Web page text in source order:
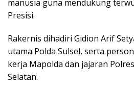
manusia guna mendukung
Presisi.
Rakernis dihadiri Gidion Arif
utama Polda Sulsel, serta
kerja Mapolda dan jajaran
Selatan.